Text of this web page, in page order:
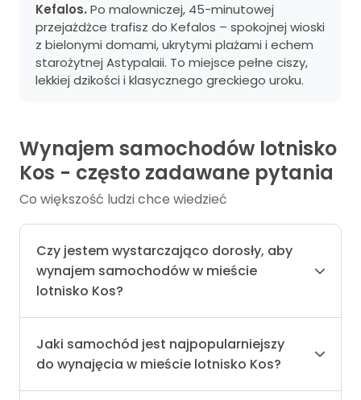
Kefalos. Po malowniczej, 45-minutowej
przejażdżce trafisz do Kefalos – spokojnej wioski
z bielonymi domami, ukrytymi plażami i echem
starożytnej Astypalaii. To miejsce pełne ciszy,
lekkiej dzikości i klasycznego greckiego uroku.
Wynajem samochodów lotnisko
Kos - często zadawane pytania
Co większość ludzi chce wiedzieć
Czy jestem wystarczająco dorosły, aby
wynajem samochodów w mieście
lotnisko Kos?
Jaki samochód jest najpopularniejszy
do wynajęcia w mieście lotnisko Kos?